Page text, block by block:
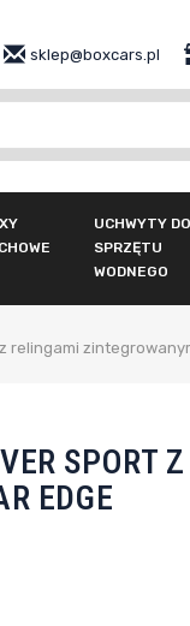
sklep@boxcars.pl
UCHWYTY DO
SPRZĘTU
WODNEGO
relingami
SPORT Z
EDGE